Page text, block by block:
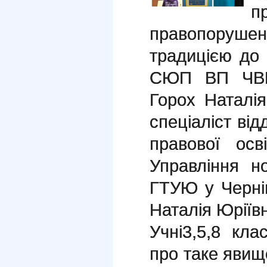
традицією до
СЮП ВП ЧВП
Горох
спеціаліст
правової
Управління
ГТУЮ у
Наталія
Учні3,5,8
про таке